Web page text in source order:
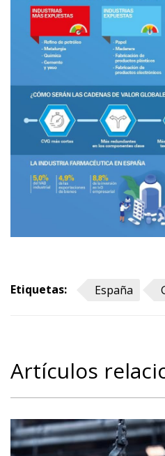
Etiquetas: España
Artículos